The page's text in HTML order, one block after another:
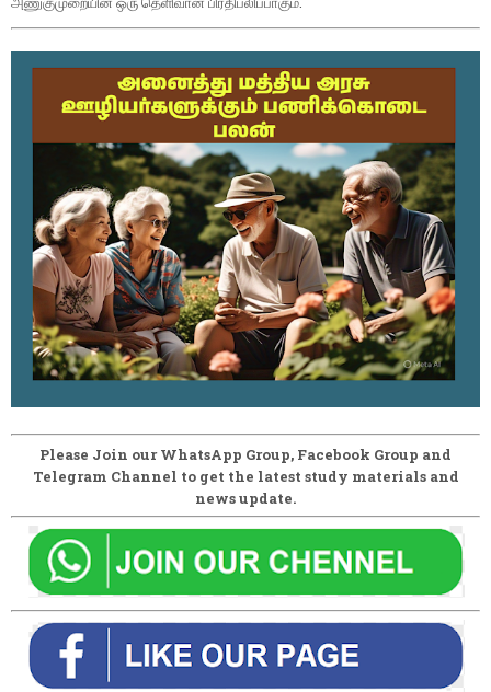
Please Join our WhatsApp Group, Facebook Group and
Telegram Channel to get the latest study materials and
news update.